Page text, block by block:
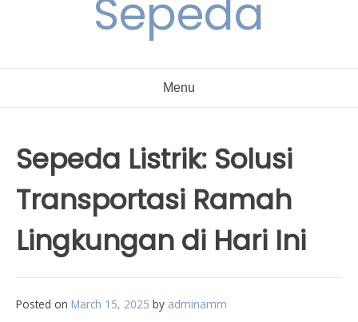
Sepeda
Menu
Sepeda Listrik: Solusi
Transportasi Ramah
Lingkungan di Hari Ini
Posted on March 15, 2025 by adminamm